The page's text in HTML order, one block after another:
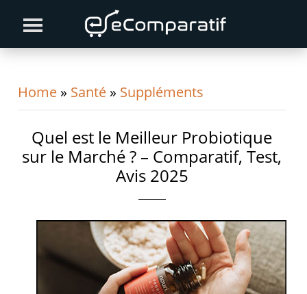
primary
content
primary
Home » Santé » Suppléments
Quel est le Meilleur Probiotique
sur le Marché ? – Comparatif, Test,
Avis 2025